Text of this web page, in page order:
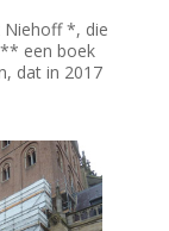
Niehoff *, die
een boek
dat in 2017